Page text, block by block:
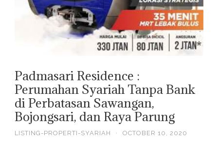
Padmasari Residence :
Perumahan Syariah Tanpa Bank
di Perbatasan Sawangan,
Bojongsari, dan Raya Parung
LISTING-PROPERTI-SYARIAH · OCTOBER 10, 2020